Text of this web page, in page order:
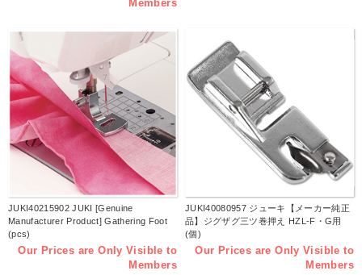
Members
JUKI40215902 JUKI [Genuine
Manufacturer Product] Gathering Foot
(pcs)
Our Prices are Only Visible to
Members
JUKI40080957 ジューキ【メーカー純正
品】ジグザグ三ツ巻押え HZL-F・G用
(個)
Our Prices are Only Visible to
Members